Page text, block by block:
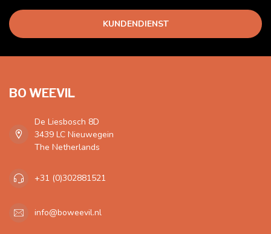
KUNDENDIENST
BO WEEVIL
De Liesbosch 8D
3439 LC Nieuwegein
The Netherlands
+31 (0)302881521
info@boweevil.nl